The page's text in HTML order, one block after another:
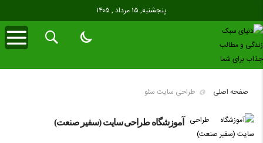
پنجشنبه, ۱۵ مرداد , ۱۴۰۵
صفحه اصلی طراحی سایت سئو
آموزشگاه طراحی سایت (سفیر صنعت)